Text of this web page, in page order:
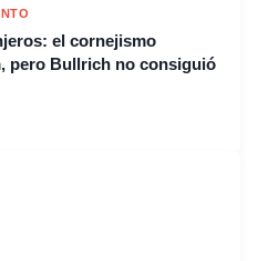
el cornejismo
pero Bullrich no consiguió